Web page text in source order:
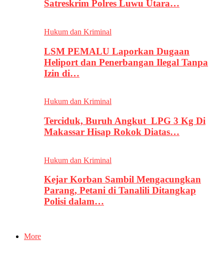
Satreskrim Polres Luwu Utara…
Hukum dan Kriminal
LSM PEMALU Laporkan Dugaan
Heliport dan Penerbangan Ilegal Tanpa
Izin di…
Hukum dan Kriminal
Terciduk, Buruh Angkut LPG 3 Kg Di
Makassar Hisap Rokok Diatas…
Hukum dan Kriminal
Kejar Korban Sambil Mengacungkan
Parang, Petani di Tanalili Ditangkap
Polisi dalam…
More